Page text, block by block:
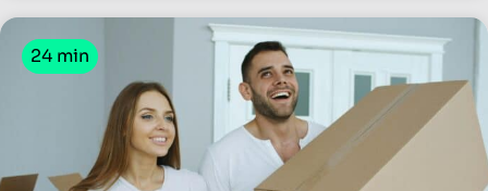
24 min